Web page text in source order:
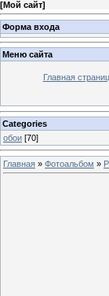
[Мой сайт]
Форма входа
Меню сайта
Главная
Categories
обои [70]
Главная » Фотоальбом »